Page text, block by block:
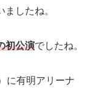
したね。
初公演でしたね。
に有明アリーナ